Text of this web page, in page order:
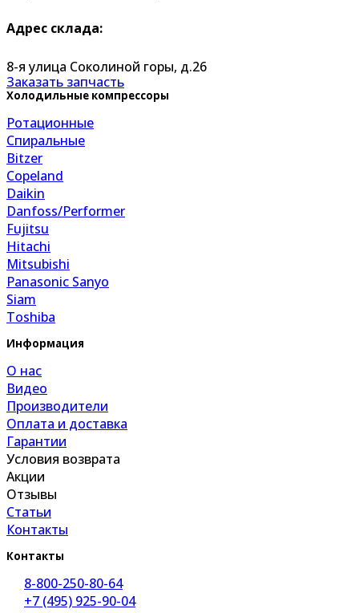
Адрес склада:
8-я улица Соколиной горы, д.26
Заказать запчасть
Холодильные компрессоры
Ротационные
Спиральные
Bitzer
Copeland
Daikin
Danfoss/Performer
Fujitsu
Hitachi
Mitsubishi
Panasonic Sanyo
Siam
Toshiba
Информация
О нас
Видео
Производители
Оплата и доставка
Гарантии
Условия возврата
Акции
Отзывы
Статьи
Контакты
Контакты
8-800-250-80-64
+7 (495) 925-90-04